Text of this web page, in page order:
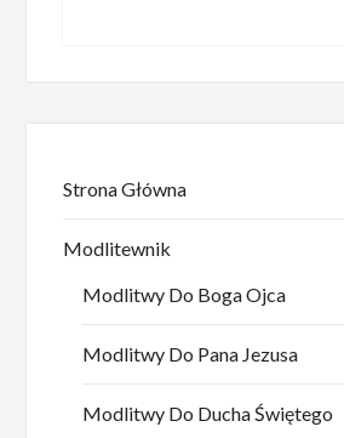
Strona Główna
Modlitewnik
Modlitwy Do Boga Ojca
Modlitwy Do Pana Jezusa
Modlitwy Do Ducha Świętego